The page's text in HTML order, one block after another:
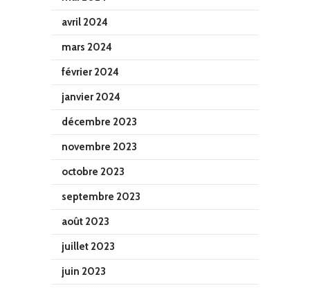
avril 2024
mars 2024
février 2024
janvier 2024
décembre 2023
novembre 2023
octobre 2023
septembre 2023
août 2023
juillet 2023
juin 2023